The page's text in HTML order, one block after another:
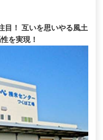
目！ 互いを思いやる風土
を実現！